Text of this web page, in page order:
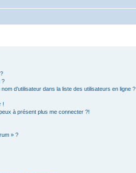
?
d’utilisateur dans la liste des utilisateurs en ligne ?
!
à présent plus me connecter ?!
» ?